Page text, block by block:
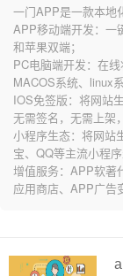
一门APP是一款本地
APP移动端开发：一
和苹果双端；
PC电脑端开发：在
MACOS系统、linux系
IOS免签版：将网站
无需签名，无需上架
小程序生态：将网站
宝、QQ等主流小程序
增值服务：APP软著
应用商店、APP广告